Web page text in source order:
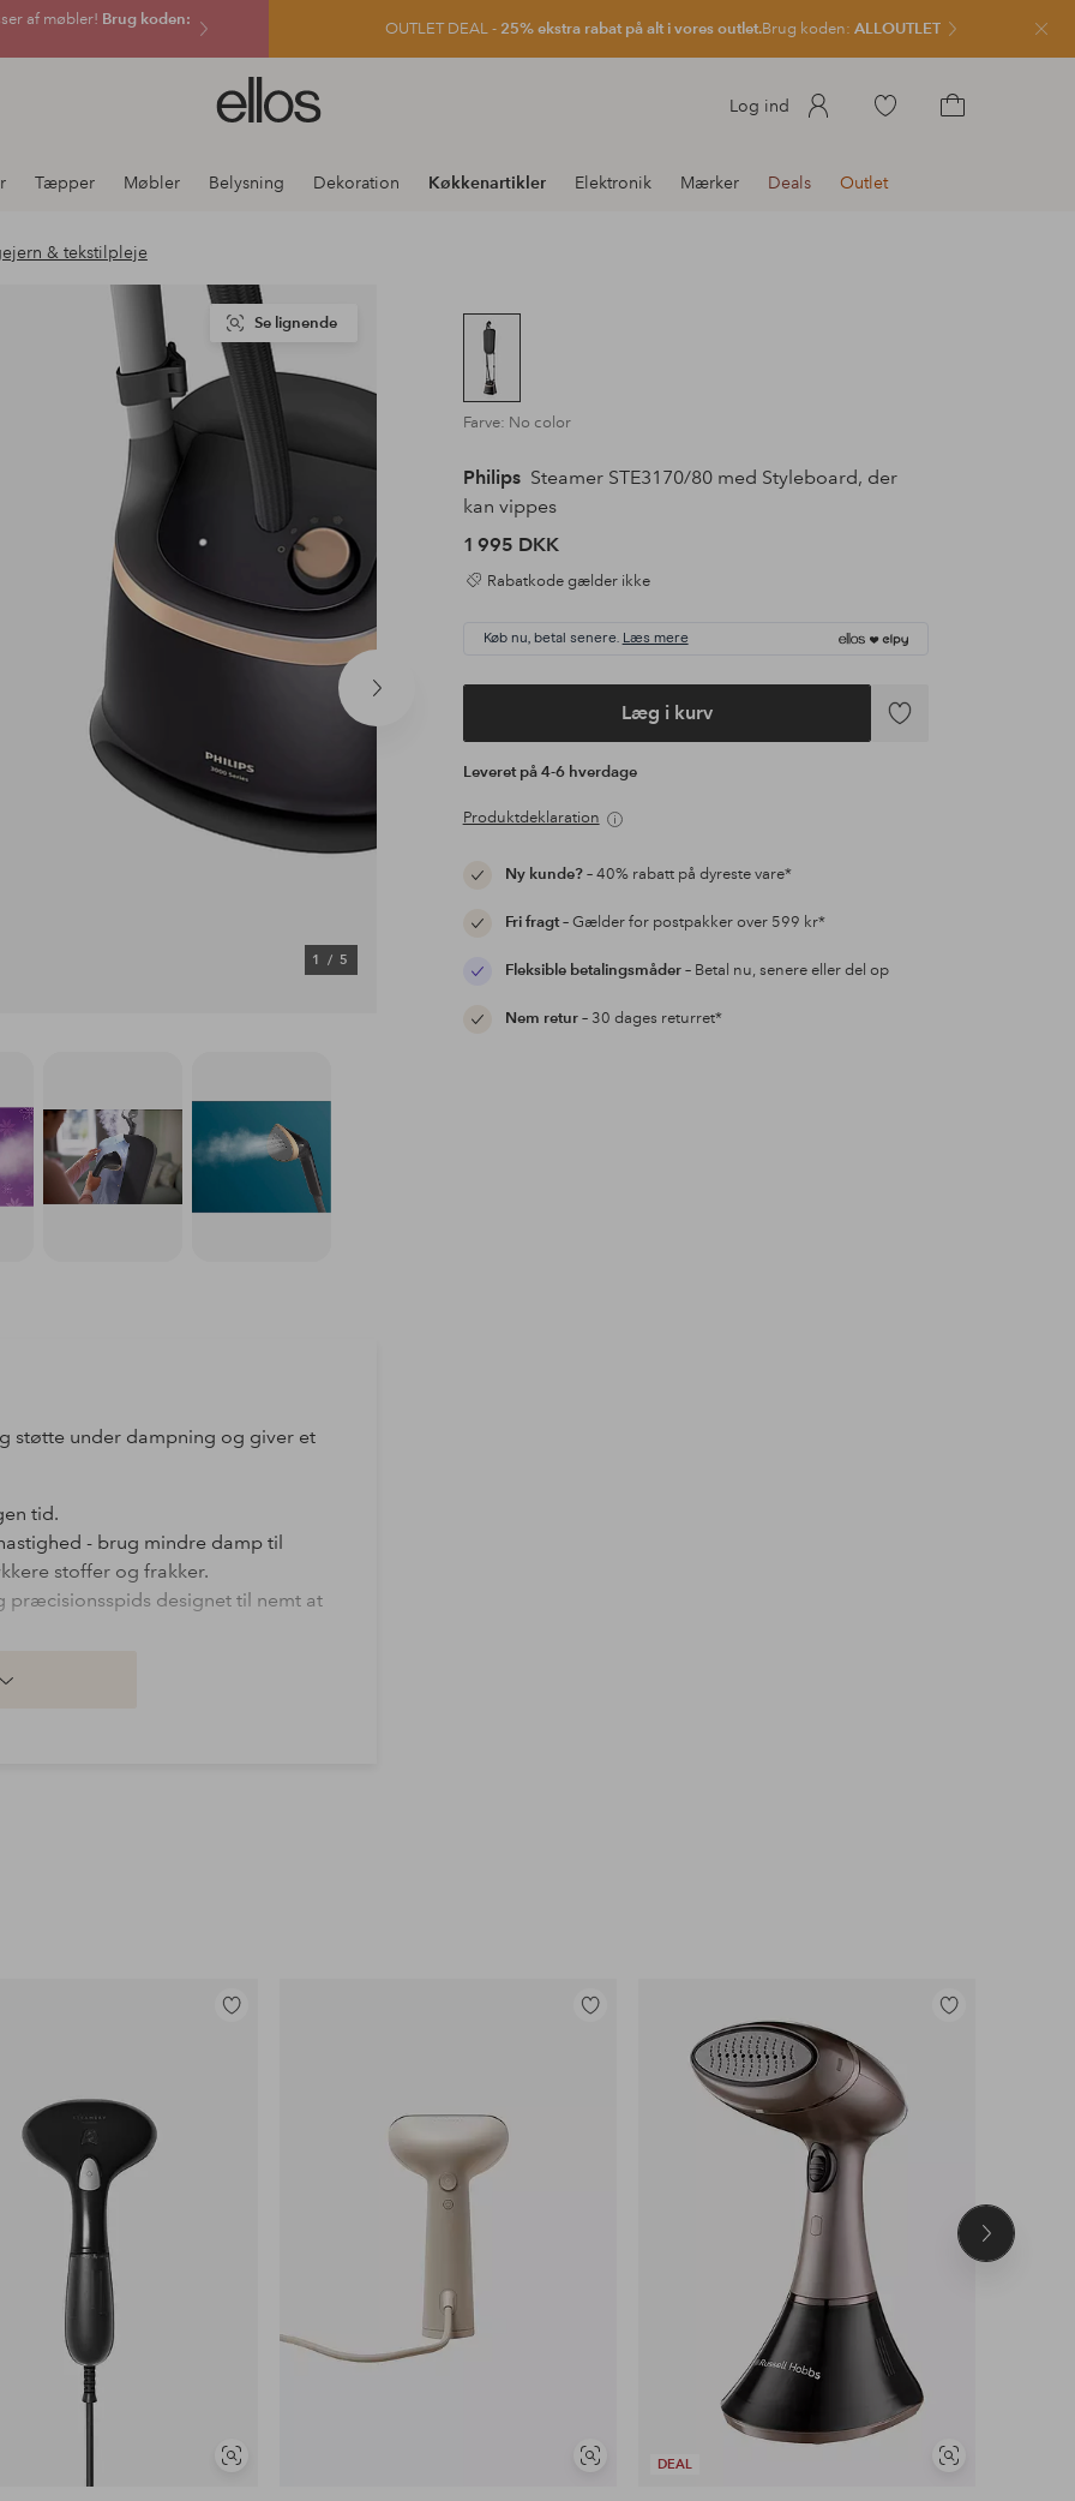
af møbler! Brug koden:
OUTLET DEAL - 25% ekstra rabat på alt i vores outlet.Brug koden: ALLOUTLET Luk
Ellos
logo
gå
Log ind
Gå
produkter
Tæpper Møbler Belysning Dekoration Køkkenartikler Elektronik Mærker Deals Outlet
& tekstilpleje
Næste
produkt
1/ 5
Se lignende
Farve: No color
Philips Steamer STE3170/80 med Styleboard, der
kan vippes
1 995 DKK
Rabatkode gælder ikke
Køb nu, betal senere. Læs mere
Læg i kurv
Tilføj
Leveret på 4-6 hverdage
Produktdeklaration
Ny kunde?– 40% rabatt på dyreste vare*
Fri fragt– Gælder for postpakker over 599 kr*
Fleksible betalingsmåder– Betal nu, senere eller del op
Nem retur– 30 dages returret*
støtte under dampning og giver et
tid.
- brug mindre damp til
stoffer og frakker.
præcisionsspids designet til nemt at
Se
Tilføj
Se
Tilføj
DEAL
Se
Tilføj
Næste